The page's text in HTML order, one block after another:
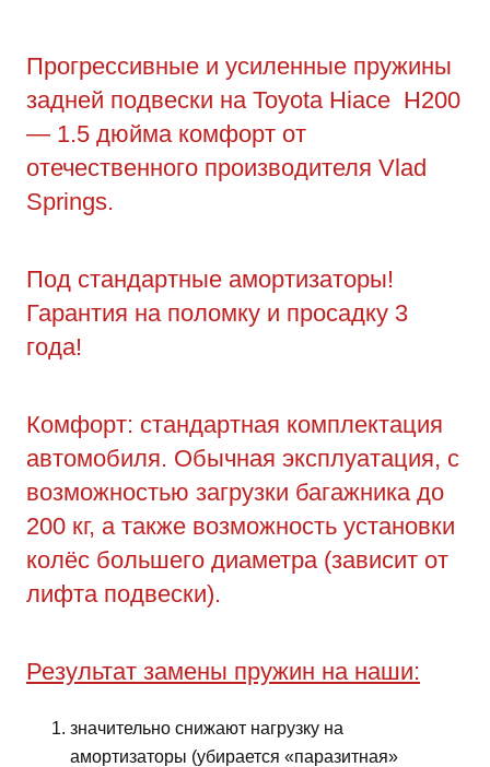
Прогрессивные и усиленные пружины
задней подвески на Toyota Hiace H200
— 1.5 дюйма комфорт от
отечественного производителя Vlad
Springs.
Под стандартные амортизаторы!
Гарантия на поломку и просадку 3
года!
Комфорт: стандартная комплектация
автомобиля. Обычная эксплуатация, с
возможностью загрузки багажника до
200 кг, а также возможность установки
колёс большего диаметра (зависит от
лифта подвески).
Результат замены пружин на наши:
значительно снижают нагрузку на
амортизаторы (убирается «паразитная»